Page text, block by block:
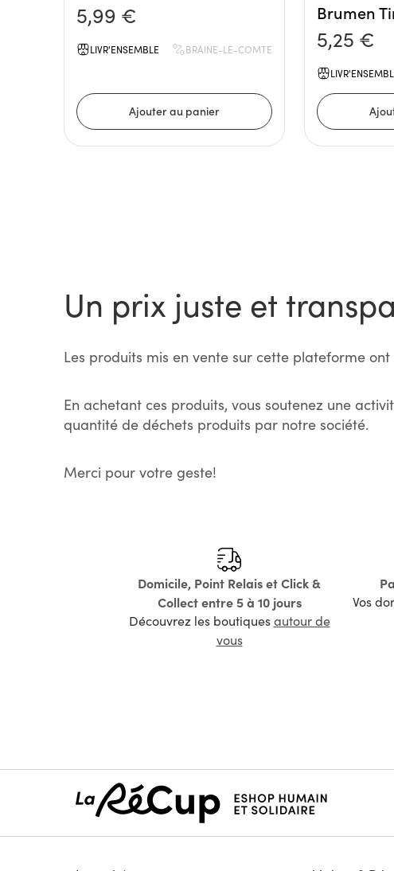
5,99 €
LIVR'ENSEMBLE BRAINE-LE-COMTE
Brumen
5,25 €
Un prix juste et
Les produits mis en vente sur cette plateforme
En achetant ces produits, vous soutenez une
quantité de déchets produits par notre société.
Merci pour votre geste!
Domicile, Point Relais et Click &
Collect entre 5 à 10 jours
Découvrez les boutiquesautour de
vous
Vos